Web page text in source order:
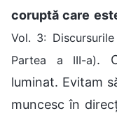
coruptă care
Vol. 3:
Partea a III-a).
luminat. Evitam
muncesc în